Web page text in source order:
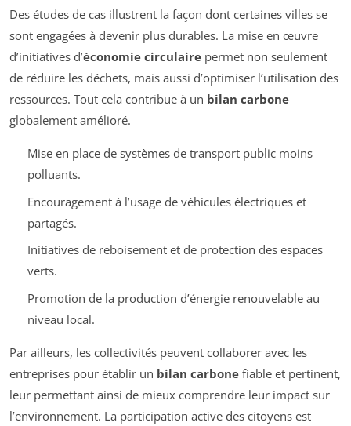
Des études de cas illustrent la façon dont certaines villes se
sont engagées à devenir plus durables. La mise en œuvre
d’initiatives d’économie circulaire permet non seulement
de réduire les déchets, mais aussi d’optimiser l’utilisation des
ressources. Tout cela contribue à un bilan carbone
globalement amélioré.
Mise en place de systèmes de transport public moins
polluants.
Encouragement à l’usage de véhicules électriques et
partagés.
Initiatives de reboisement et de protection des espaces
verts.
Promotion de la production d’énergie renouvelable au
niveau local.
Par ailleurs, les collectivités peuvent collaborer avec les
entreprises pour établir un bilan carbone fiable et pertinent,
leur permettant ainsi de mieux comprendre leur impact sur
l’environnement. La participation active des citoyens est